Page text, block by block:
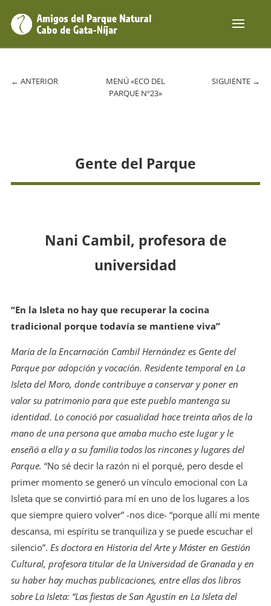
← ANTERIOR
MENÚ «ECO DEL
PARQUE Nº23»
SIGUIENTE →
Gente del Parque
Nani Cambil, profesora de
universidad
“En la Isleta no hay que recuperar la cocina
tradicional porque todavía se mantiene viva”
Maria de la Encarnación Cambil Hernández es Gente del
Parque por adopción y vocación. Residente temporal en La
Isleta del Moro, donde contribuye a conservar y poner en
valor su patrimonio para que este pueblo mantenga su
identidad. Lo conoció por casualidad hace treinta años de la
mano de una persona que amaba mucho este lugar y le
enseñó a ella y a su familia todos los rincones y lugares del
Parque. “No sé decir la razón ni el porqué, pero desde el
primer momento se generó un vínculo emocional con La
Isleta que se convirtió para mí en uno de los lugares a los
que siempre quiero volver” -nos dice- “porque allí mi mente
descansa, mi espíritu se tranquiliza y se puede escuchar el
silencio”. Es doctora en Historia del Arte y Máster en Gestión
Cultural, profesora titular de la Universidad de Granada y en
su haber hay muchas publicaciones, entre ellas dos libros
sobre La Isleta: “Las fiestas de San Agustín en La Isleta del